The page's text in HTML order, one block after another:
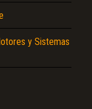
y Sistemas